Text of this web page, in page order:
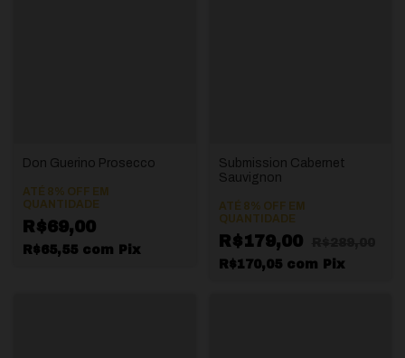
Don Guerino Prosecco
ATÉ 8% OFF EM
QUANTIDADE
R$69,00
R$65,55 com Pix
Submission Cabernet
Sauvignon
ATÉ 8% OFF EM
QUANTIDADE
R$179,00
R$170,05 com Pix